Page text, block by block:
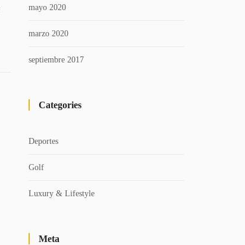
mayo 2020
marzo 2020
septiembre 2017
Categories
Deportes
Golf
Luxury & Lifestyle
Meta